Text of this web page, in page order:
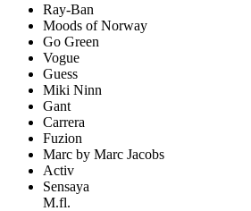
Ray-Ban
Moods of Norway
Go Green
Vogue
Guess
Miki Ninn
Gant
Carrera
Fuzion
Marc by Marc Jacobs
Activ
Sensaya
M.fl.